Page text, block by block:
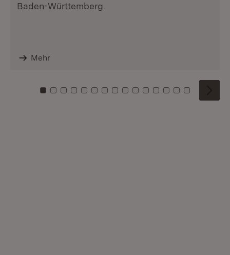
Baden-Württemberg.
Mehr
Zu Kachel: 0
Zu Kachel: 1
Zu Kachel: 2
Zu Kachel: 3
Zu Kachel: 4
Zu Kachel: 5
Zu Kachel: 6
Zu Kachel: 7
Zu Kachel: 8
Zu Kachel: 9
Zu Kachel: 10
Zu Kachel: 11
Zu Kachel: 12
Zu Kachel:
Zu